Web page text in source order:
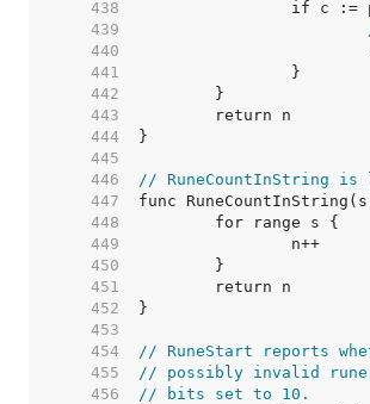
   438
   439
   440
   441
   442
   443
   444
   445
   446
// RuneCountInString
   447
   448
   449
   450
   451
   452
   453
   454
// RuneStart reports
   455
// possibly invalid rune.
   456
// bits set to 10.